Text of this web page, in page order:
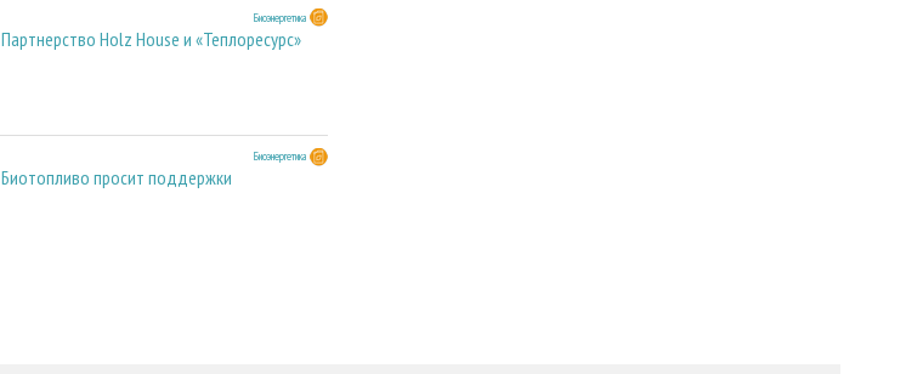
Биоэнергетика
Партнерство Holz House и «Теплоресурс»
Биоэнергетика
Биотопливо просит поддержки